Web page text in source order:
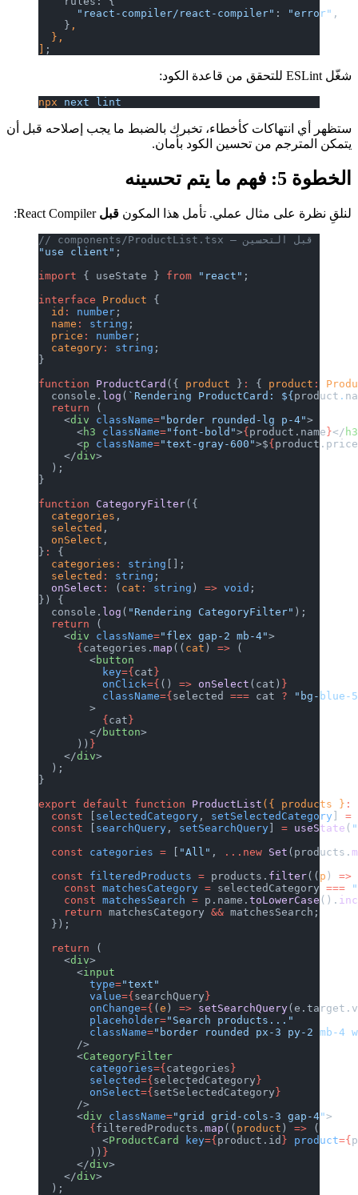
      "react-compiler/react-compiler"
: "error"
    }
  },
]
شغّل ESLint للتحقق من قاعدة الكود:
npx next lint
ستظهر أي انتهاكات كأخطاء، تخبرك بالضبط ما يجب إصلاحه قبل أن
يتمكن المترجم من تحسين الكود بأمان.
الخطوة 5: فهم ما يتم تحسينه
لنلقِ نظرة على مثال عملي. تأمل هذا المكونقبل
// components/ProductList.tsx — قبل التحسين
"use client"
import { useState } from "react"
interface Product {
  id
number
  name
string
  price
number
  category
string
function ProductCard ({ product } { product
  console.
log ( `Rendering ProductCard: ${ product .
  return
(
    <
div className= "border rounded-lg p-4"
      <
h3 className= "font-bold"> { product.name} </
      <
className="text-gray-600">$ {
    </
div
  );
function CategoryFilter ({
  categories
  selected
  onSelect
}
{
  categories
string
[];
  selected
string
  onSelect
(cat string ) => void
}) {
  console.
log ( "Rendering CategoryFilter" );
  return
(
    <
div className= "flex gap-2 mb-4"
      {
categories.map ((cat ) =>
(
        <
button
          key
={cat
          onClick
={ () => onSelect (cat)
          className
={selected === cat
"bg-blue-
        >
          {
cat
        </
button
      ))
    </
div
  );
export default function ProductList ({ products }
  const
[selectedCategory , setSelectedCategory ]
  const
[searchQuery , setSearchQuery ] useState (
  const
categories = ["All" , ...new Set (products.
  const
filteredProducts = products.filter (( p ) =>
    const
matchesCategory = selectedCategory ===
    const
matchesSearch = p.name.toLowerCase ().
    return
matchesCategory && matchesSearch;
  });
  return
(
    <
div
      <
input
        type
="text"
        value
={searchQuery
        onChange
={ ( e ) => setSearchQuery
        placeholder
= "Search products..."
        className
= "border rounded px-3 py-2 mb-
      />
      <
CategoryFilter
        categories
={categories
        selected
={selectedCategory
        onSelect
={setSelectedCategory
      />
      <
div className="grid grid-cols-3 gap-4"
        {
filteredProducts.map (( product ) =>
(
          <
ProductCard key={ product.id product={
        ))
      </
div
    </
div
  );